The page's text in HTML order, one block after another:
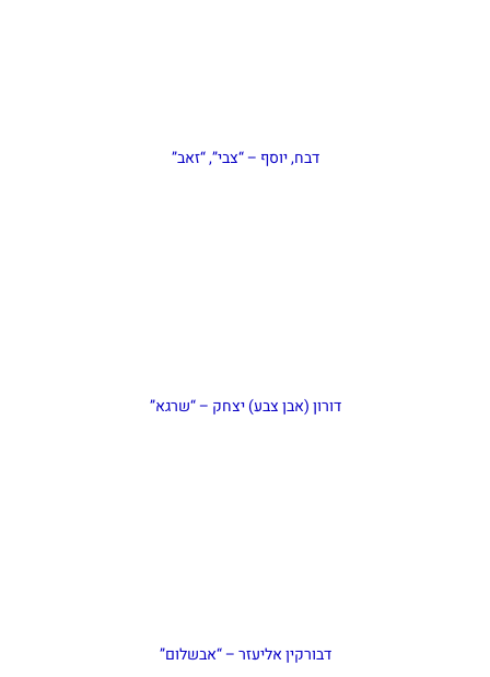
דבח, יוסף – “צבי”, “זאב”
דורון (אבן צבע) יצחק – “שרגא”
דבורקין אליעזר – “אבשלום”